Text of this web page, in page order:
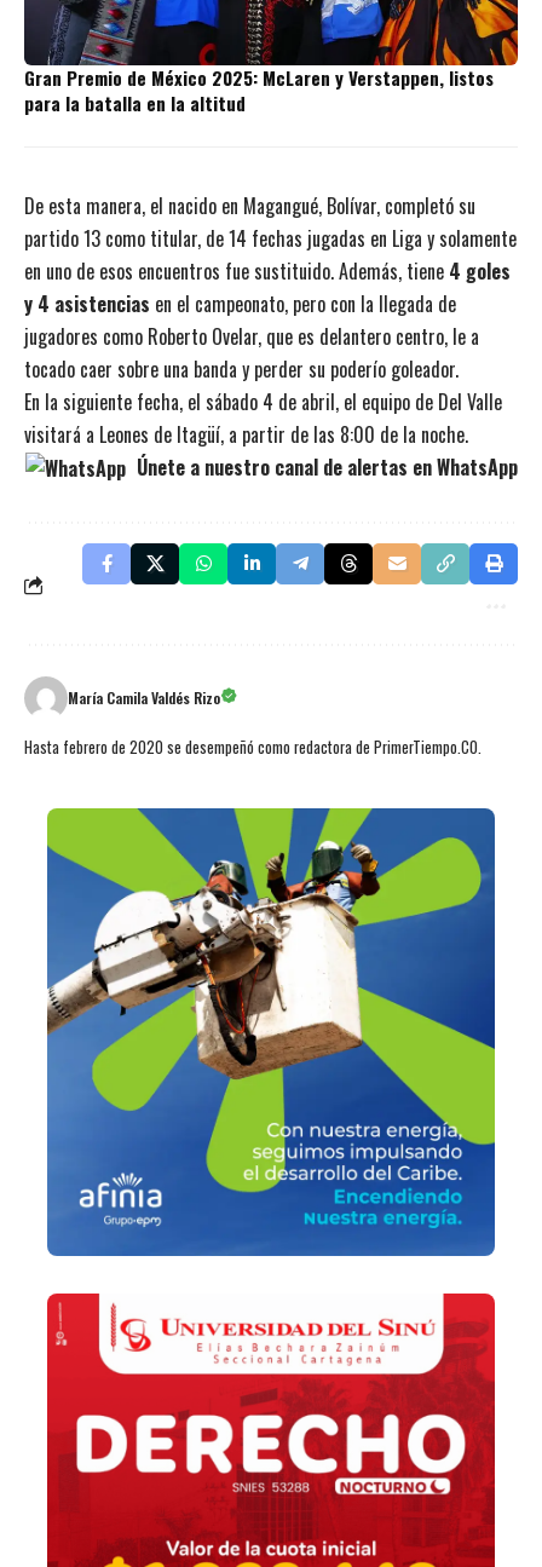
Gran Premio de México 2025: McLaren y Verstappen, listos
para la batalla en la altitud
De esta manera, el nacido en Magangué, Bolívar, completó su
partido 13 como titular, de 14 fechas jugadas en Liga y solamente
en uno de esos encuentros fue sustituido. Además, tiene 4 goles
y 4 asistencias en el campeonato, pero con la llegada de
jugadores como Roberto Ovelar, que es delantero centro, le a
tocado caer sobre una banda y perder su poderío goleador.
En la siguiente fecha, el sábado 4 de abril, el equipo de Del Valle
visitará a Leones de Itagüí, a partir de las 8:00 de la noche.
Únete a nuestro canal de alertas en WhatsApp
María Camila Valdés Rizo
Hasta febrero de 2020 se desempeñó como redactora de PrimerTiempo.CO.